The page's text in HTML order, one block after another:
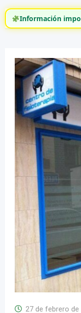
Información
27 de febrero de